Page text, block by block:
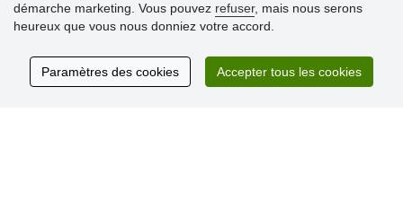
» Programme de fidélité numéro d´ID/SIREN/SIRET
Commentaires clients
démarche marketing. Vous pouvez refuser, mais nous serons
heureux que vous nous donniez votre accord.
Paramètres des cookies Accepter tous les cookies